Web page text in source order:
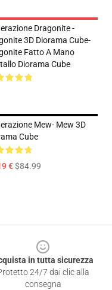
Dragonite -
3D Diorama Cube-
Fatto A Mano
Diorama Cube
Mew- Mew 3D
Cube
€$84.99
in tutta sicurezza
24/7 dai clic alla
consegna